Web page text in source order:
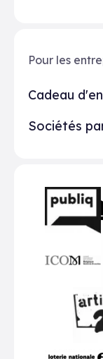
Pour les
Cadeau
Sociétés
Art 27